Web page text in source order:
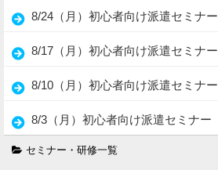
8/24（月）初心者向け派遣セミナー
8/17（月）初心者向け派遣セミナー
8/10（月）初心者向け派遣セミナー
8/3（月）初心者向け派遣セミナー
セミナー・研修一覧